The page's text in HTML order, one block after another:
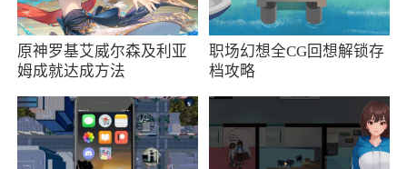
石等，可以让用户更轻松激情爽玩手游
2、在乐嗨嗨手游平台中充值会直接为您提供
最大的折扣价格，让您尽享优惠，并且乐嗨嗨游
戏平台会不定期推出超级给力的优惠活动，汇集
千款游戏非常实用
原神罗基艾威尔森及利亚
姆成就达成方法
职场幻想全CG回想解锁存
档攻略